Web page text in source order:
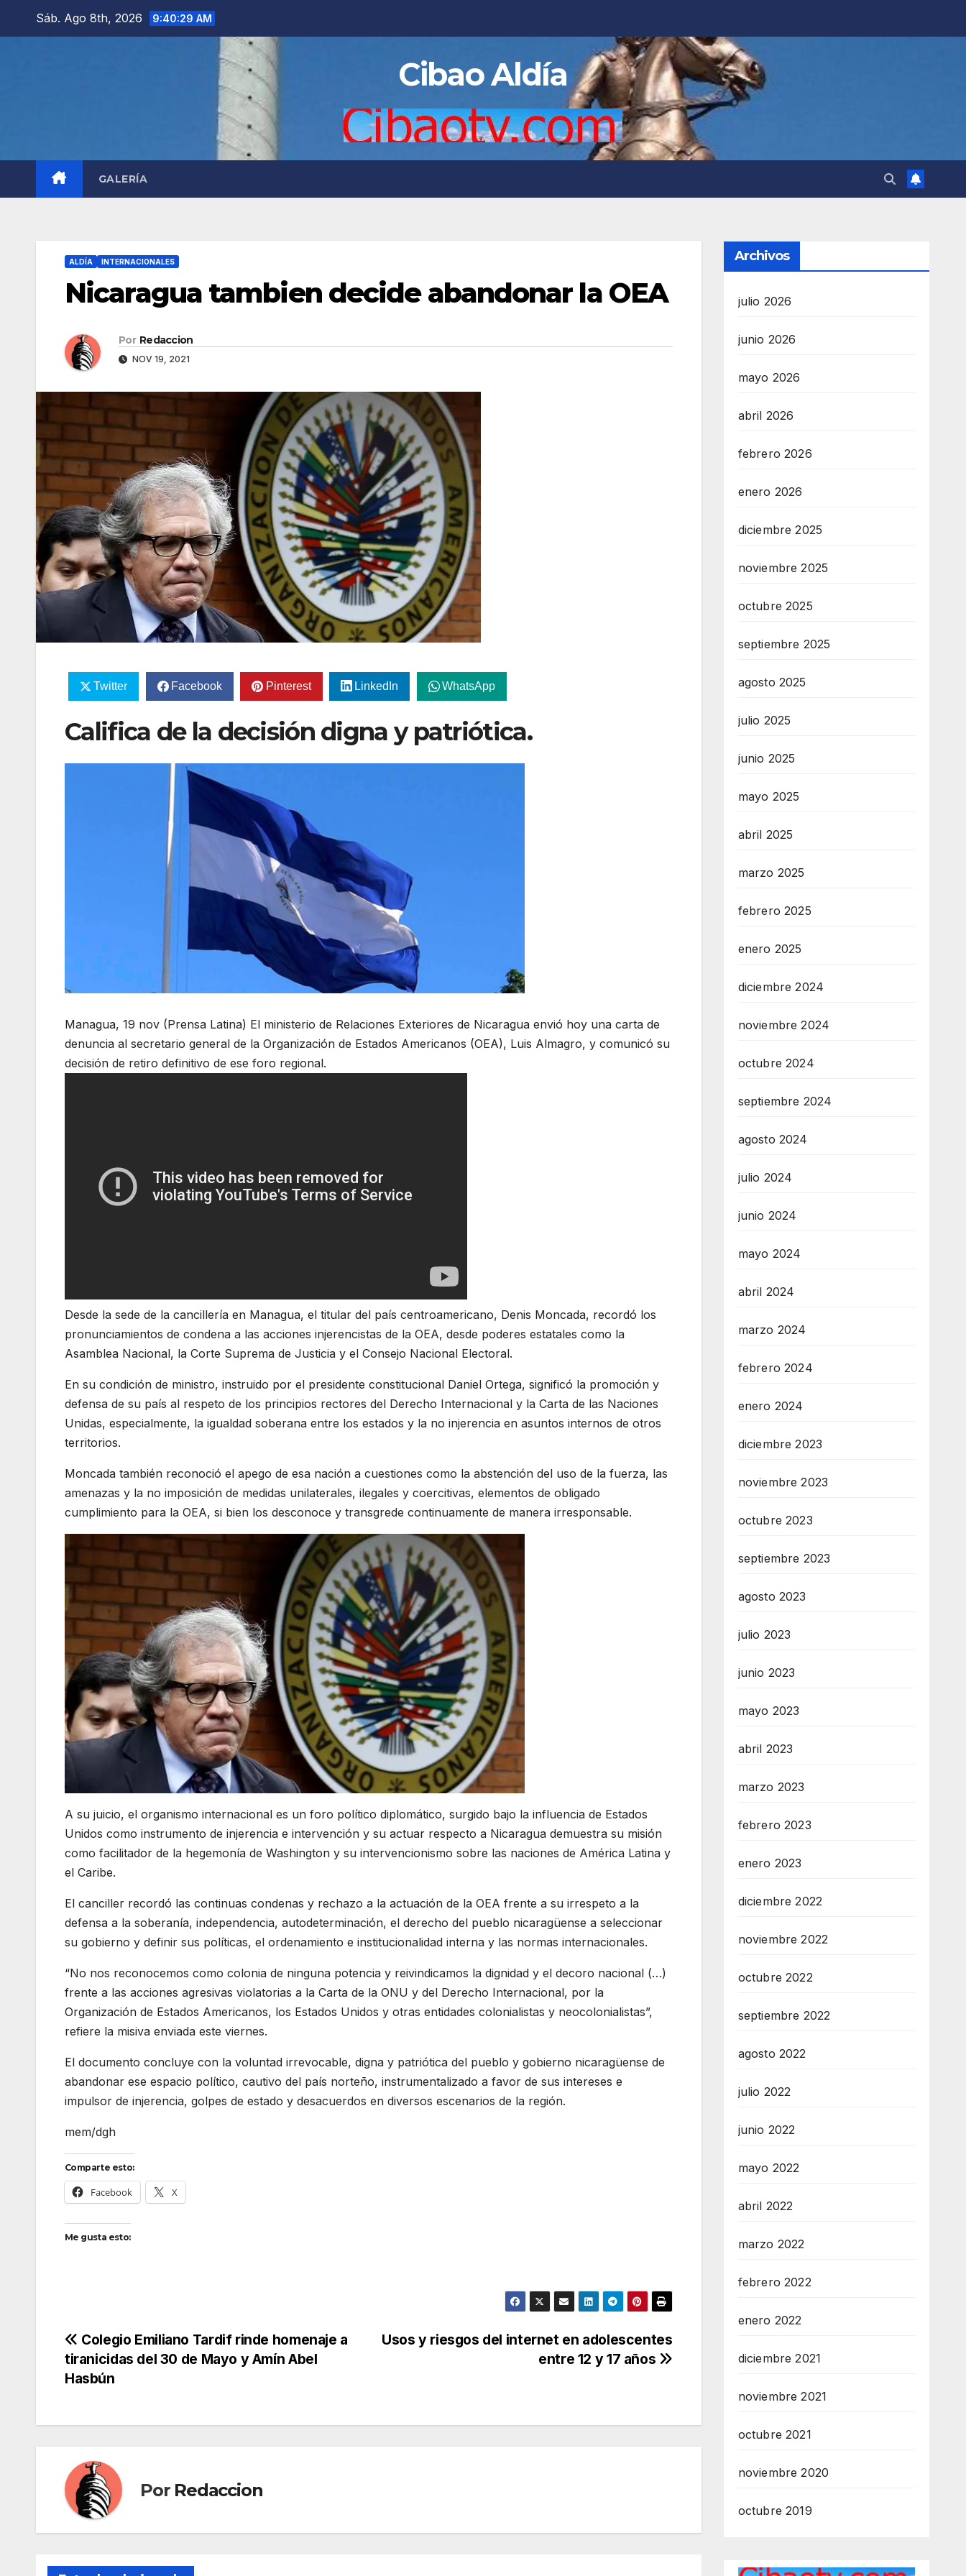
Sáb. Ago 8th, 2026 9:40:30 AM
Cibao Aldía
GALERÍA
ALDÍA INTERNACIONALES
Nicaragua tambien decide abandonar la OEA
Por Redaccion
NOV 19, 2021
Twitter Facebook Pinterest LinkedIn WhatsApp
Califica de la decisión digna y patriótica.
Managua, 19 nov (Prensa Latina) El ministerio de Relaciones Exteriores de Nicaragua envió hoy una carta de
denuncia al secretario general de la Organización de Estados Americanos (OEA), Luis Almagro, y comunicó su
decisión de retiro definitivo de ese foro regional.
Desde la sede de la cancillería en Managua, el titular del país centroamericano, Denis Moncada, recordó los
pronunciamientos de condena a las acciones injerencistas de la OEA, desde poderes estatales como la
Asamblea Nacional, la Corte Suprema de Justicia y el Consejo Nacional Electoral.
En su condición de ministro, instruido por el presidente constitucional Daniel Ortega, significó la promoción y
defensa de su país al respeto de los principios rectores del Derecho Internacional y la Carta de las Naciones
Unidas, especialmente, la igualdad soberana entre los estados y la no injerencia en asuntos internos de otros
territorios.
Moncada también reconoció el apego de esa nación a cuestiones como la abstención del uso de la fuerza, las
amenazas y la no imposición de medidas unilaterales, ilegales y coercitivas, elementos de obligado
cumplimiento para la OEA, si bien los desconoce y transgrede continuamente de manera irresponsable.
A su juicio, el organismo internacional es un foro político diplomático, surgido bajo la influencia de Estados
Unidos como instrumento de injerencia e intervención y su actuar respecto a Nicaragua demuestra su misión
como facilitador de la hegemonía de Washington y su intervencionismo sobre las naciones de América Latina y
el Caribe.
El canciller recordó las continuas condenas y rechazo a la actuación de la OEA frente a su irrespeto a la
defensa a la soberanía, independencia, autodeterminación, el derecho del pueblo nicaragüense a seleccionar
su gobierno y definir sus políticas, el ordenamiento e institucionalidad interna y las normas internacionales.
“No nos reconocemos como colonia de ninguna potencia y reivindicamos la dignidad y el decoro nacional (…)
frente a las acciones agresivas violatorias a la Carta de la ONU y del Derecho Internacional, por la
Organización de Estados Americanos, los Estados Unidos y otras entidades colonialistas y neocolonialistas”,
refiere la misiva enviada este viernes.
El documento concluye con la voluntad irrevocable, digna y patriótica del pueblo y gobierno nicaragüense de
abandonar ese espacio político, cautivo del país norteño, instrumentalizado a favor de sus intereses e
impulsor de injerencia, golpes de estado y desacuerdos en diversos escenarios de la región.
mem/dgh
Comparte esto:
Facebook X
Me gusta esto:
Navegación
de
Usos y riesgos del internet en adolescentes
entre 12 y 17 años
Colegio Emiliano Tardif rinde homenaje a
tiranicidas del 30 de Mayo y Amín Abel
Hasbún
Por Redaccion
Archivos
julio 2026
junio 2026
mayo 2026
abril 2026
febrero 2026
enero 2026
diciembre 2025
noviembre 2025
octubre 2025
septiembre 2025
agosto 2025
julio 2025
junio 2025
mayo 2025
abril 2025
marzo 2025
febrero 2025
enero 2025
diciembre 2024
noviembre 2024
octubre 2024
septiembre 2024
agosto 2024
julio 2024
junio 2024
mayo 2024
abril 2024
marzo 2024
febrero 2024
enero 2024
diciembre 2023
noviembre 2023
octubre 2023
septiembre 2023
agosto 2023
julio 2023
junio 2023
mayo 2023
abril 2023
marzo 2023
febrero 2023
enero 2023
diciembre 2022
noviembre 2022
octubre 2022
septiembre 2022
agosto 2022
julio 2022
junio 2022
mayo 2022
abril 2022
marzo 2022
febrero 2022
enero 2022
diciembre 2021
noviembre 2021
octubre 2021
noviembre 2020
octubre 2019